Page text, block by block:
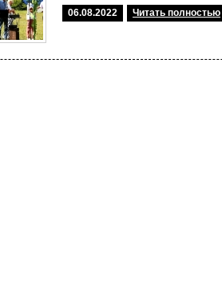
06.08.2022 Читать полностью